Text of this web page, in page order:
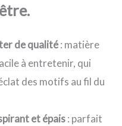
de qualité: matière
à entretenir, qui
des motifs au fil du
et épais: parfait